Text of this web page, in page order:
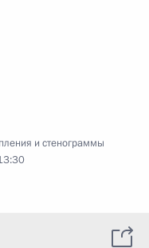
и стенограммы